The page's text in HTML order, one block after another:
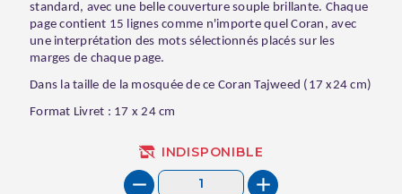
standard, avec une belle couverture souple brillante. Chaque
page contient 15 lignes comme n'importe quel Coran, avec
une interprétation des mots sélectionnés placés sur les
marges de chaque page.
Dans la taille de la mosquée de ce Coran Tajweed (17 x24 cm)
Format Livret : 17 x 24 cm
INDISPONIBLE